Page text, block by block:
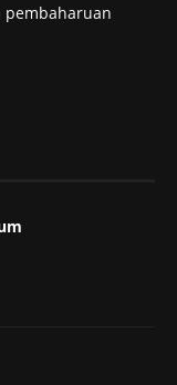
pembaharuan